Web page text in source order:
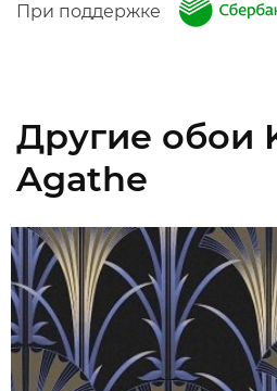
При поддержке
Другие обои
Agathe